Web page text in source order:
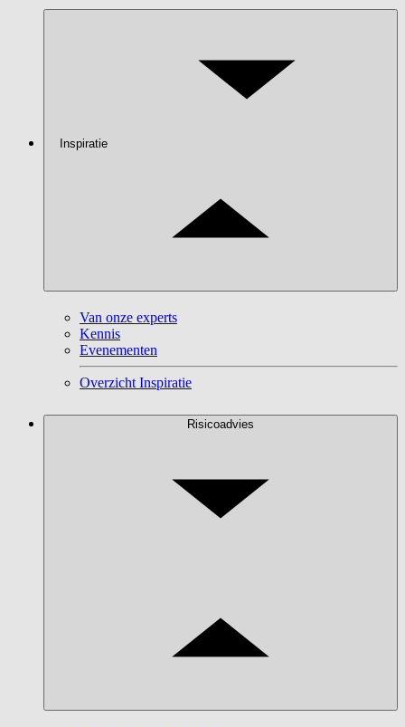
Inspiratie
Van onze experts
Kennis
Evenementen
Overzicht Inspiratie
Risicoadvies